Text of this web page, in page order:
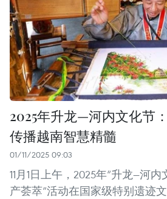
2025年升龙—河内文化节
传播越南智慧精髓
01/11/2025 09:03
11月1日上午，2025年“升龙—河
产荟萃”活动在国家级特别遗迹